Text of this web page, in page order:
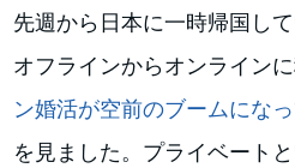
先週から日本に一時帰国し
オフラインからオンライン
ン婚活が空前のブームにな
を見ました。プライベート